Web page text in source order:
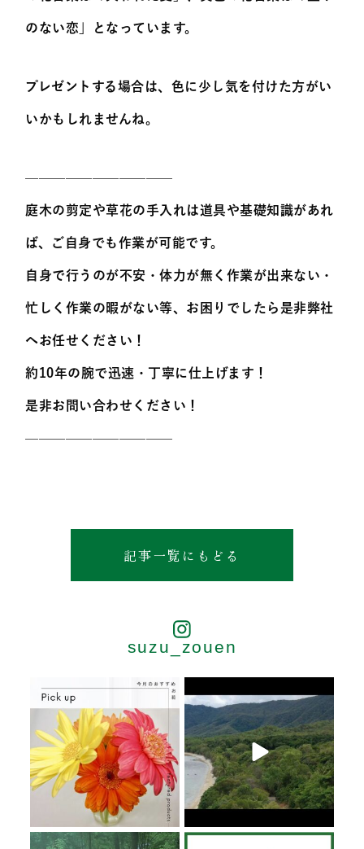
のない恋」となっています。
プレゼントする場合は、色に少し気を付けた方がい
いかもしれませんね。
———————————
庭木の剪定や草花の手入れは道具や基礎知識があれ
ば、ご自身でも作業が可能です。
自身で行うのが不安・体力が無く作業が出来ない・
忙しく作業の暇がない等、お困りでしたら是非弊社
へお任せください！
約10年の腕で迅速・丁寧に仕上げます！
是非お問い合わせください！
———————————
記事一覧にもどる
suzu_zouen
6月 20